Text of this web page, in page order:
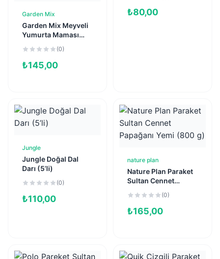
Sepete Ekle
Garden Mix
Garden Mix Meyveli
Yumurta Maması
(0)
₺145,00
₺80,00
Jungle
Jungle Doğal Dal
Darı (5’li)
(0)
₺110,00
Sepete Ekle
nature plan
Nature Plan Paraket
Sultan Cennet
g)
(0)
₺165,00